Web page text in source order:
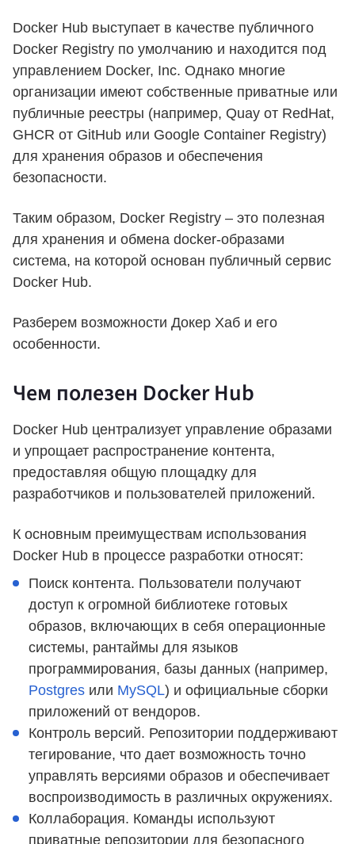
Docker Hub выступает в качестве публичного
Docker Registry по умолчанию и находится под
управлением Docker, Inc. Однако многие
организации имеют собственные приватные или
публичные реестры (например, Quay от RedHat,
GHCR от GitHub или Google Container Registry)
для хранения образов и обеспечения
безопасности.
Таким образом, Docker Registry – это полезная
для хранения и обмена docker-образами
система, на которой основан публичный сервис
Docker Hub.
Разберем возможности Докер Хаб и его
особенности.
Чем полезен Docker Hub
Docker Hub централизует управление образами
и упрощает распространение контента,
предоставляя общую площадку для
разработчиков и пользователей приложений.
К основным преимуществам использования
Docker Hub в процессе разработки относят:
Поиск контента. Пользователи получают
доступ к огромной библиотеке готовых
образов, включающих в себя операционные
системы, рантаймы для языков
программирования, базы данных (например,
Postgres или MySQL) и официальные сборки
приложений от вендоров.
Контроль версий. Репозитории поддерживают
тегирование, что дает возможность точно
управлять версиями образов и обеспечивает
воспроизводимость в различных окружениях.
Коллаборация. Команды используют
приватные репозитории для безопасного